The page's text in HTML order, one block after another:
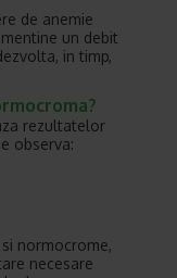
de anemie
un debit
in timp,
rezultatelor
observa:
normocrome,
necesare